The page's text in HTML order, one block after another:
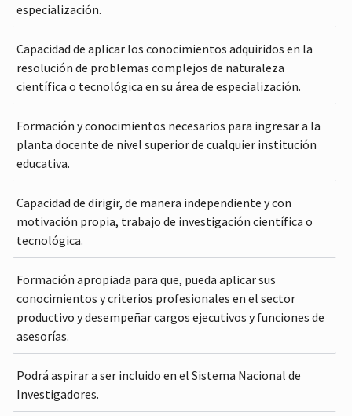
especialización.
Capacidad de aplicar los conocimientos adquiridos en la
resolución de problemas complejos de naturaleza
científica o tecnológica en su área de especialización.
Formación y conocimientos necesarios para ingresar a la
planta docente de nivel superior de cualquier institución
educativa.
Capacidad de dirigir, de manera independiente y con
motivación propia, trabajo de investigación científica o
tecnológica.
Formación apropiada para que, pueda aplicar sus
conocimientos y criterios profesionales en el sector
productivo y desempeñar cargos ejecutivos y funciones de
asesorías.
Podrá aspirar a ser incluido en el Sistema Nacional de
Investigadores.